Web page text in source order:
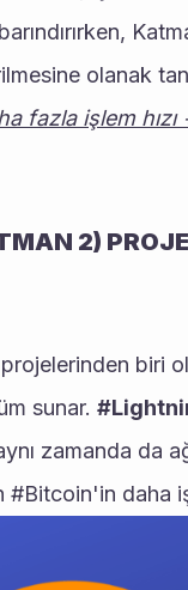
olanak
fazla işlem
2)
projelerinden biri
sunar.
zamanda da
#Bitcoin'in daha